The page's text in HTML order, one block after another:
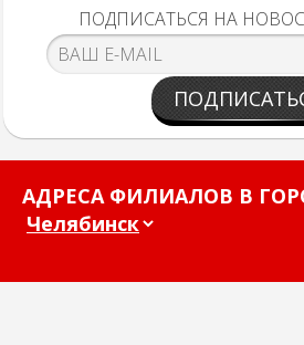
ПОДПИСАТЬСЯ НА
АДРЕСА ФИЛИАЛОВ В